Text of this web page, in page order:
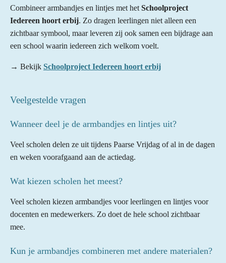
Combineer armbandjes en lintjes met het Schoolproject
Iedereen hoort erbij. Zo dragen leerlingen niet alleen een
zichtbaar symbool, maar leveren zij ook samen een bijdrage aan
een school waarin iedereen zich welkom voelt.
→ Bekijk Schoolproject Iedereen hoort erbij
Veelgestelde vragen
Wanneer deel je de armbandjes en lintjes uit?
Veel scholen delen ze uit tijdens Paarse Vrijdag of al in de dagen
en weken voorafgaand aan de actiedag.
Wat kiezen scholen het meest?
Veel scholen kiezen armbandjes voor leerlingen en lintjes voor
docenten en medewerkers. Zo doet de hele school zichtbaar
mee.
Kun je armbandjes combineren met andere materialen?